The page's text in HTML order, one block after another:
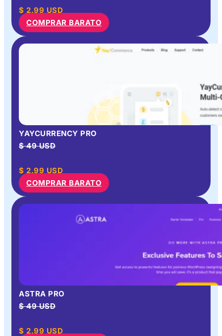
$ 2.99 USD
COMPRAR BARATO
YAYCURRENCY PRO
$ 49 USD
$ 2.99 USD
COMPRAR BARATO
ASTRA PRO
$ 49 USD
$ 2.99 USD